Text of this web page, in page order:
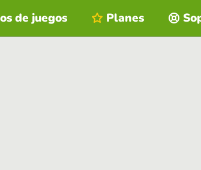
de juegos Planes